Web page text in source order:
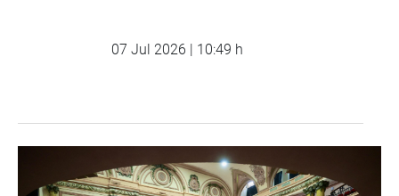
07 Jul 2026 | 10:49 h